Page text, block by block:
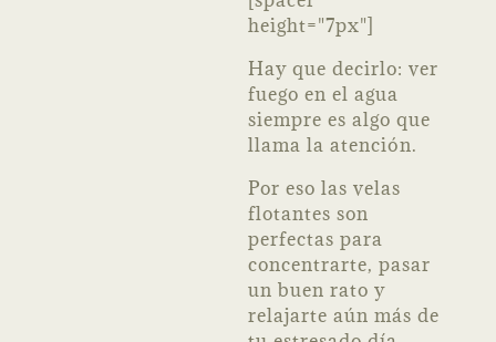
height="7px"]
Hay que decirlo: ver
fuego en el agua
siempre es algo que
llama la atención.
Por eso las velas
flotantes son
perfectas para
concentrarte, pasar
un buen rato y
relajarte aún más de